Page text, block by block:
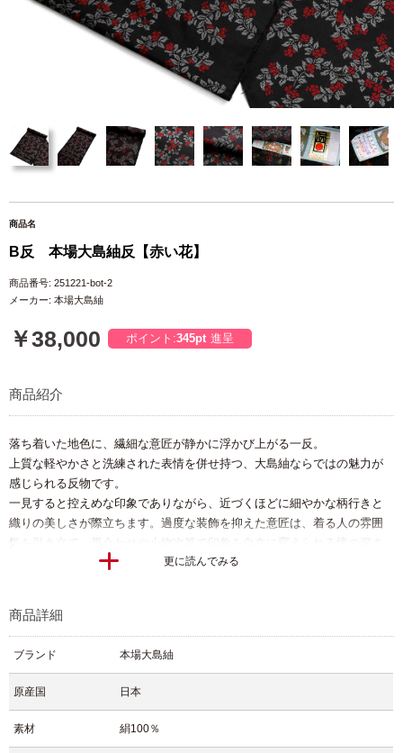
商品名
B反 本場大島紬反【赤い花】
商品番号: 251221-bot-2
メーカー: 本場大島紬
￥38,000 ポイント:345pt 進呈
商品紹介
落ち着いた地色に、繊細な意匠が静かに浮かび上がる一反。
上質な軽やかさと洗練された表情を併せ持つ、大島紬ならではの魅力が
感じられる反物です。
一見すると控えめな印象でありながら、近づくほどに細やかな柄行きと
織りの美しさが際立ちます。過度な装飾を抑えた意匠は、着る人の雰囲
気を引き立て、帯合わせや小物次第で印象を自在に変えられる懐の深さ
を持っています。
大島紬特有の軽さとしなやかさは、着心地の良さにも直結します。袷と
れにくい点は、日常着として非常に優れています。
然と馴染む一枚となるでしょう。
また、この反物は
着物としての仕立てに限らず、素材の美しさを活かし
更に読んでみる
商品詳細
ブランド 本場大島紬
原産国 日本
素材 絹100％